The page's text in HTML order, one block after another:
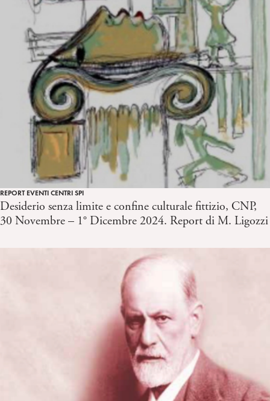
REPORT EVENTI CENTRI SPI
Desiderio senza limite e confine culturale fittizio, CNP,
30 Novembre – 1° Dicembre 2024. Report di M. Ligozzi